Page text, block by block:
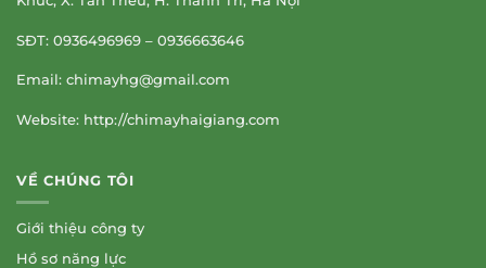
SĐT: 0936496969 – 0936663646
Email: chimayhg@gmail.com
Website: http://chimayhaigiang.com
VỀ CHÚNG TÔI
Giới thiệu công ty
Hồ sơ năng lực